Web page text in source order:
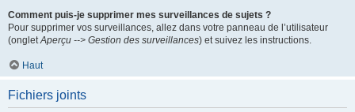
Comment puis-je supprimer mes surveillances de sujets ?
Pour supprimer vos surveillances, allez dans votre panneau de l’utilisateur
(ongletAperçu --> Gestion des surveillances) et suivez les instructions.
Haut
Fichiers joints